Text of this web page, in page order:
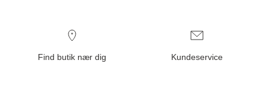
Find butik nær dig Kundeservice